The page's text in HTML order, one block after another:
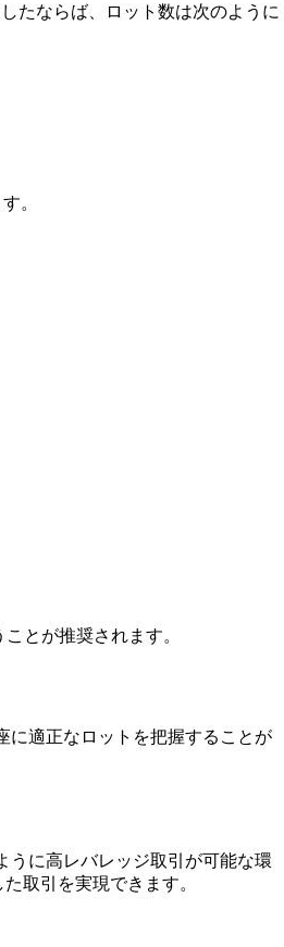
たならば、ロット数は次のように
。
とが推奨されます。
に適正なロットを把握することが
うに高レバレッジ取引が可能な環
取引を実現できます。